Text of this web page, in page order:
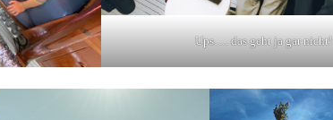
Ups…. das geht ja gar nicht!